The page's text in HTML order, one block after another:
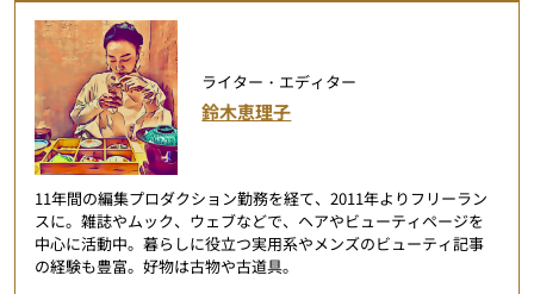
ライター・エディター
鈴木恵理子
11年間の編集プロダクション勤務を経て、2011年よりフリーラン
スに。雑誌やムック、ウェブなどで、ヘアやビューティページを
中心に活動中。暮らしに役立つ実用系やメンズのビューティ記事
の経験も豊富。好物は古物や古道具。